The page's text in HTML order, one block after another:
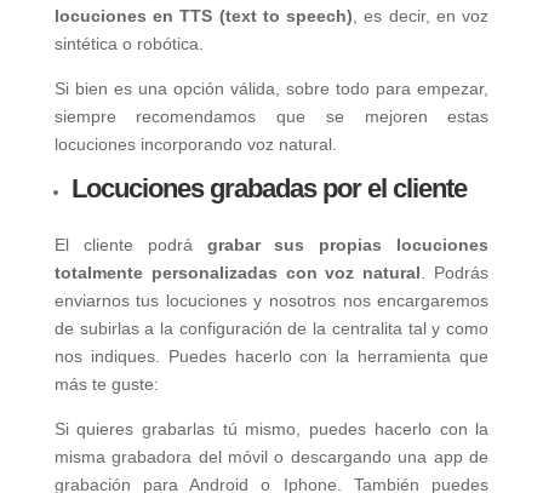
locuciones en TTS (text to speech) , es decir, en voz
sintética o robótica.
Si bien es una opción válida, sobre todo para empezar,
siempre recomendamos que se mejoren estas
locuciones incorporando voz natural.
Locuciones grabadas por el cliente
El cliente podrá grabar sus propias locuciones
totalmente personalizadas con voz natural . Podrás
enviarnos tus locuciones y nosotros nos encargaremos
de subirlas a la configuración de la centralita tal y como
nos indiques. Puedes hacerlo con la herramienta que
más te guste:
Si quieres grabarlas tú mismo, puedes hacerlo con la
misma grabadora del móvil o descargando una app de
grabación para Android o Iphone. También puedes